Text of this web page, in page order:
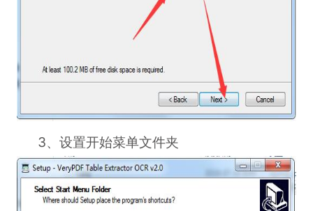
3、设置开始菜单文件夹